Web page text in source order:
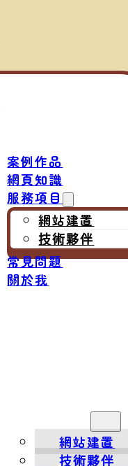
案例作品
網頁知識
服務項目
網站建置
技術夥伴
常見問題
關於我
網站建置
技術夥伴